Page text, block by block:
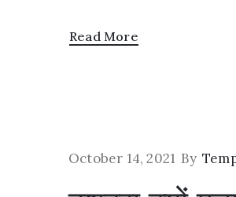
Read More
October 14, 2021 By